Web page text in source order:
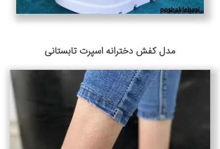
مدل کفش دخترانه اسپرت تابستانی